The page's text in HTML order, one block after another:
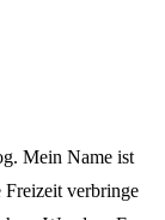
Mein Name ist
Freizeit verbringe